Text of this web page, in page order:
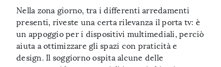
Nella zona giorno, tra i differenti arredamenti
presenti, riveste una certa rilevanza il porta tv: è
un appoggio per i dispositivi multimediali, perciò
aiuta a ottimizzare gli spazi con praticità e
design. Il soggiorno ospita alcune delle